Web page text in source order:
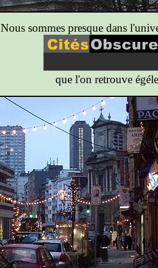
Nous sommes presque dans
que l'on retrouve